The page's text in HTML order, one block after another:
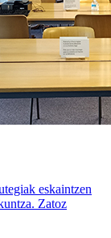
eskaintzen
Zatoz